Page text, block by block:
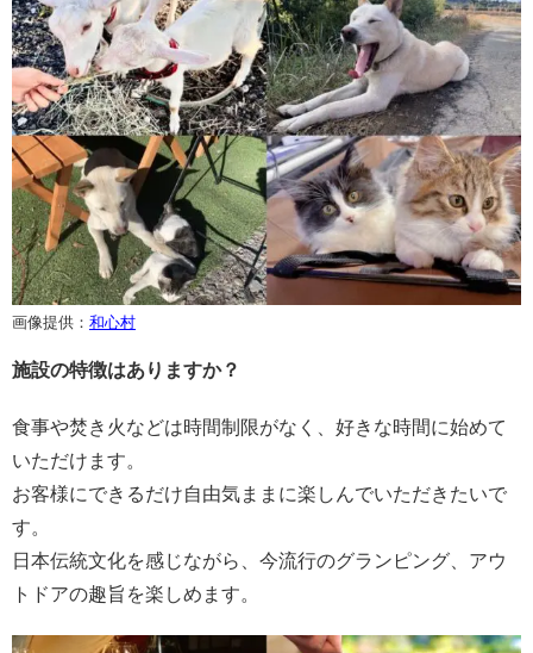
画像提供： 和心村
施設の特徴はありますか？
食事や焚き火などは時間制限がなく、好きな時間に始めて
いただけます。
お客様にできるだけ自由気ままに楽しんでいただきたいで
す。
日本伝統文化を感じながら、今流行のグランピング、アウ
トドアの趣旨を楽しめます。